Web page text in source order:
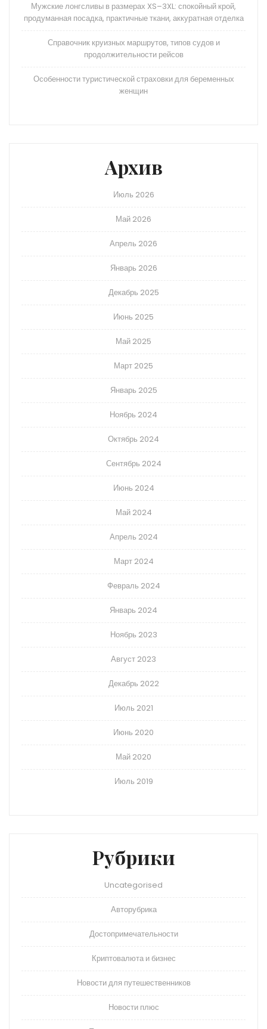
Мужские лонгсливы в размерах XS–3XL: спокойный крой,
продуманная посадка, практичные ткани, аккуратная отделка
Справочник круизных маршрутов, типов судов и
продолжительности рейсов
Особенности туристической страховки для беременных
женщин
Архив
Июль 2026
Май 2026
Апрель 2026
Январь 2026
Декабрь 2025
Июнь 2025
Май 2025
Март 2025
Январь 2025
Ноябрь 2024
Октябрь 2024
Сентябрь 2024
Июнь 2024
Май 2024
Апрель 2024
Март 2024
Февраль 2024
Январь 2024
Ноябрь 2023
Август 2023
Декабрь 2022
Июль 2021
Июнь 2020
Май 2020
Июль 2019
Рубрики
Uncategorised
Авторубрика
Достопримечательности
Криптовалюта и бизнес
Новости для путешественников
Новости плюс